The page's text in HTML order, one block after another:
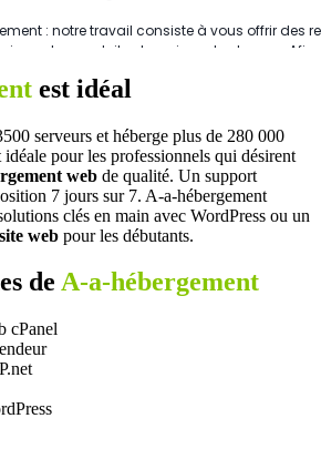
est idéal
serveurs et héberge plus de 280 000
pour les professionnels qui désirent
web de qualité. Un support
7 jours sur 7. A-a-hébergement
clés en main avec WordPress ou un
web pour les débutants.
de A-a-hébergement
cPanel